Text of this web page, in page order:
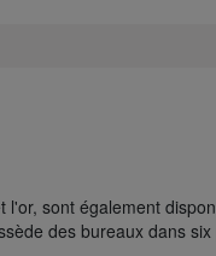
sont également
des bureaux dans six